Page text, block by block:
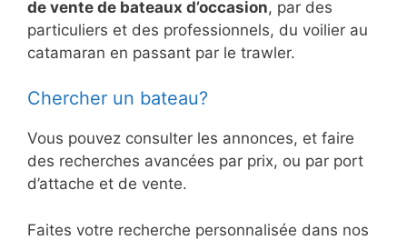
de vente de bateaux d’occasion, par des
particuliers et des professionnels, du voilier au
catamaran en passant par le trawler.
Chercher un bateau?
Vous pouvez consulter les annonces, et faire
des recherches avancées par prix, ou par port
d’attache et de vente.
Faites votre recherche personnalisée dans nos